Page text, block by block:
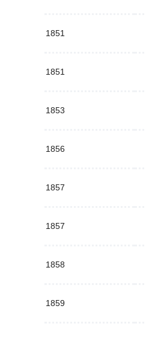
1851
1851
1853
1856
1857
1857
1858
1859